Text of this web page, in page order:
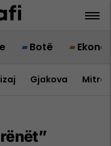
Botë
Gjakova